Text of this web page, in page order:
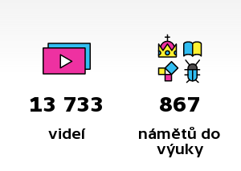
13 733
videí
867
námětů do
výuky